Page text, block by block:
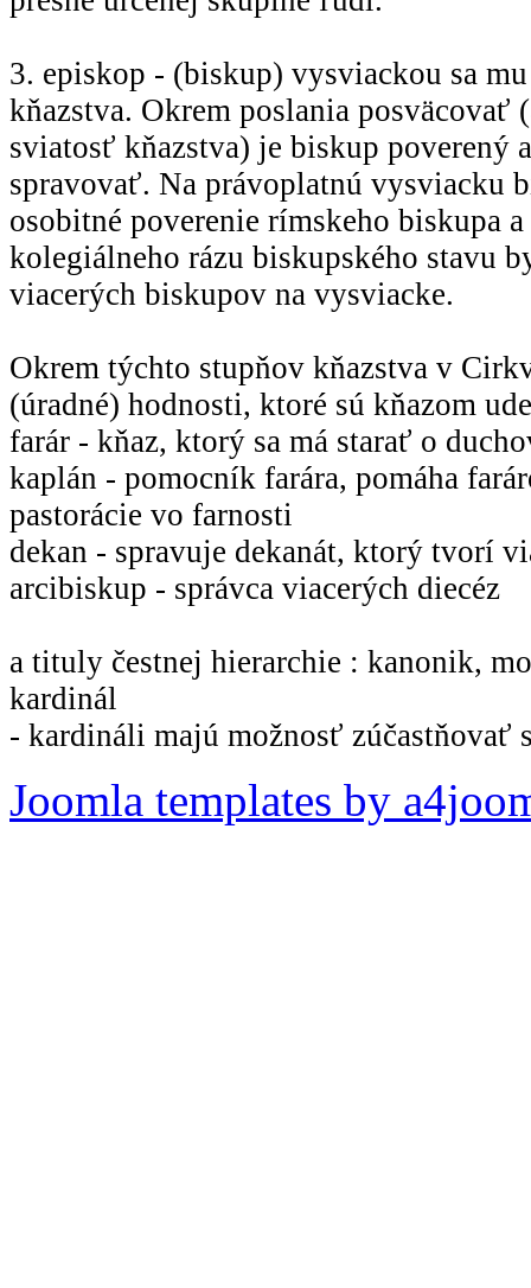
3. episkop - (biskup) vysviackou sa
kňazstva. Okrem poslania posväcovať
sviatosť kňazstva) je biskup poverený
spravovať. Na právoplatnú vysviacku
osobitné poverenie rímskeho biskupa
kolegiálneho rázu biskupského stavu
viacerých biskupov na vysviacke.
Okrem týchto stupňov kňazstva v
(úradné) hodnosti, ktoré sú kňazom
farár - kňaz, ktorý sa má starať o
kaplán - pomocník farára, pomáha
pastorácie vo farnosti
dekan - spravuje dekanát, ktorý tvorí
arcibiskup - správca viacerých diecéz
a tituly čestnej hierarchie : kanonik,
kardinál
- kardináli majú možnosť zúčastňovať
Joomla templates by